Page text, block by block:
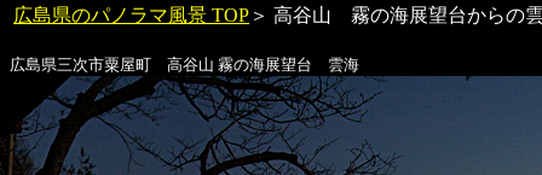
広島県のパノラマ風景 TOP ＞ 高谷山 霧の海展望台からの
広島県三次市粟屋町 高谷山 霧の海展望台 雲海